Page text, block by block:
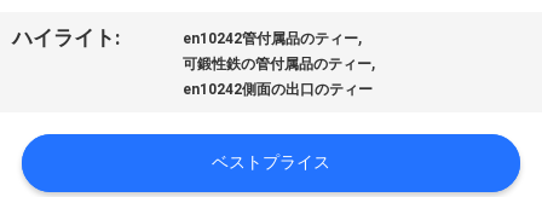
業
報
ハイライト: en10242管付属品のティー,
可鍛性鉄の管付属品のティー,
en10242側面の出口のティー
ベストプライス